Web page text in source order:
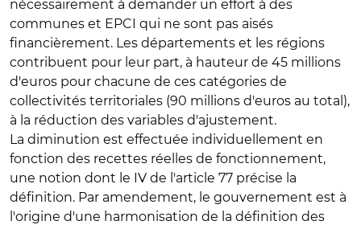
nécessairement à demander un effort à des
communes et EPCI qui ne sont pas aisés
financièrement. Les départements et les régions
contribuent pour leur part, à hauteur de 45 millions
d'euros pour chacune de ces catégories de
collectivités territoriales (90 millions d'euros au total),
à la réduction des variables d'ajustement.
La diminution est effectuée individuellement en
fonction des recettes réelles de fonctionnement,
une notion dont le IV de l'article 77 précise la
définition. Par amendement, le gouvernement est à
l'origine d'une harmonisation de la définition des